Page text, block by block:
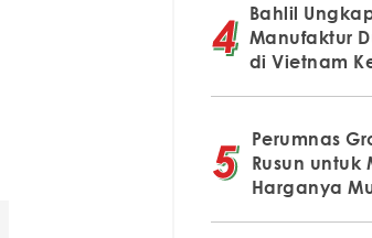
Bahlil
Manufaktur
di Vietnam
Perumnas
Rusun untuk
Harganya